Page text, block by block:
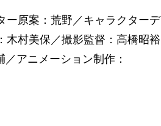
ー原案：荒野／キャラクターデ
木村美保／撮影監督：高橋昭裕
アニメーション制作：